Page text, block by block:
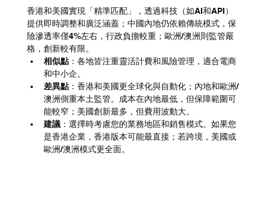
香港和美國實現「精準匹配」，透過科技（如AI和API）
提供即時調整和廣泛涵蓋；中國內地仍依賴傳統模式，保
險滲透率僅4%左右，行政負擔較重；歐洲/澳洲則監管嚴
格，創新較有限。
相似點：各地皆注重靈活計費和風險管理，適合電商
和中小企。
差異點：香港和美國更全球化與自動化；內地和歐洲/
澳洲側重本土監管。成本在內地最低，但保障範圍可
能較窄；美國創新最多，但費用波動大。
建議：選擇時考慮您的業務地區和銷售模式。如果您
是香港企業，香港版本可能最直接；若跨境，美國或
歐洲/澳洲模式更全面。